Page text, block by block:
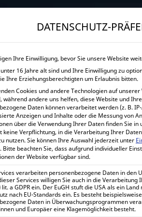
START UNTERNEHMEN
werden angezeigt
DATENSCHUTZ-
Ihre Einwilligung, bevor Sie unsere Website
16 Jahre alt sind und Ihre Einwilligung zu
Ihre Erziehungsberechtigten um Erlaubnis bitten.
Cookies und andere Technologien auf
während andere uns helfen, diese Website und
Daten können verarbeitet werden (z. B.
Anzeigen und Inhalte oder die Messung von
über die Verwendung Ihrer Daten finden Sie in
keine Verpflichtung, in die Verarbeitung Ihrer
nutzen.Sie können Ihre Auswahl jederzeit unter
Bitte beachten Sie, dass aufgrund individueller
der Website verfügbar sind.
verarbeiten personenbezogene Daten in den
Services willigen Sie auch in die Verarbeitung
a GDPR ein. Der EuGH stuft die USA als ein
nach EU-Standards ein. Es besteht
Daten in Überwachungsprogrammen
und Europäer eine Klagemöglichkeit besteht.